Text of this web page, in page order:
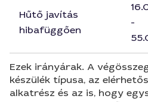
Hűtő javítás
hibafüggően
-
Ezek irányárak. A
készülék típusa, az
alkatrész és az is, hogy